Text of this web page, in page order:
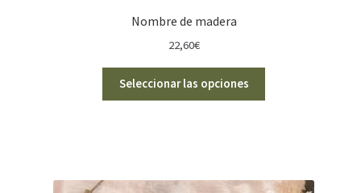
Nombre de madera
22,60€
Seleccionar las opciones